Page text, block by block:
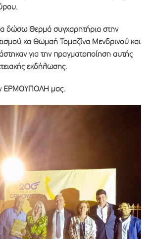
δώσω Θερμά συγχαρητήρια στην
κα Θωμαή Τομαζίνα Μενδρινού και
για την πραγματοποίηση αυτής
εκδήλωσης.
ΕΡΜΟΥΠΟΛΗ μας.